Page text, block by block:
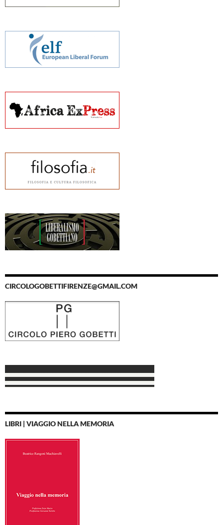
CIRCOLOGOBETTIFIRENZE@GMAIL.COM
LIBRI | VIAGGIO NELLA MEMORIA